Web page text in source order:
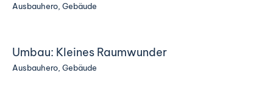
Ausbauhero Gebäude
Umbau: Kleines Raumwunder
Ausbauhero Gebäude